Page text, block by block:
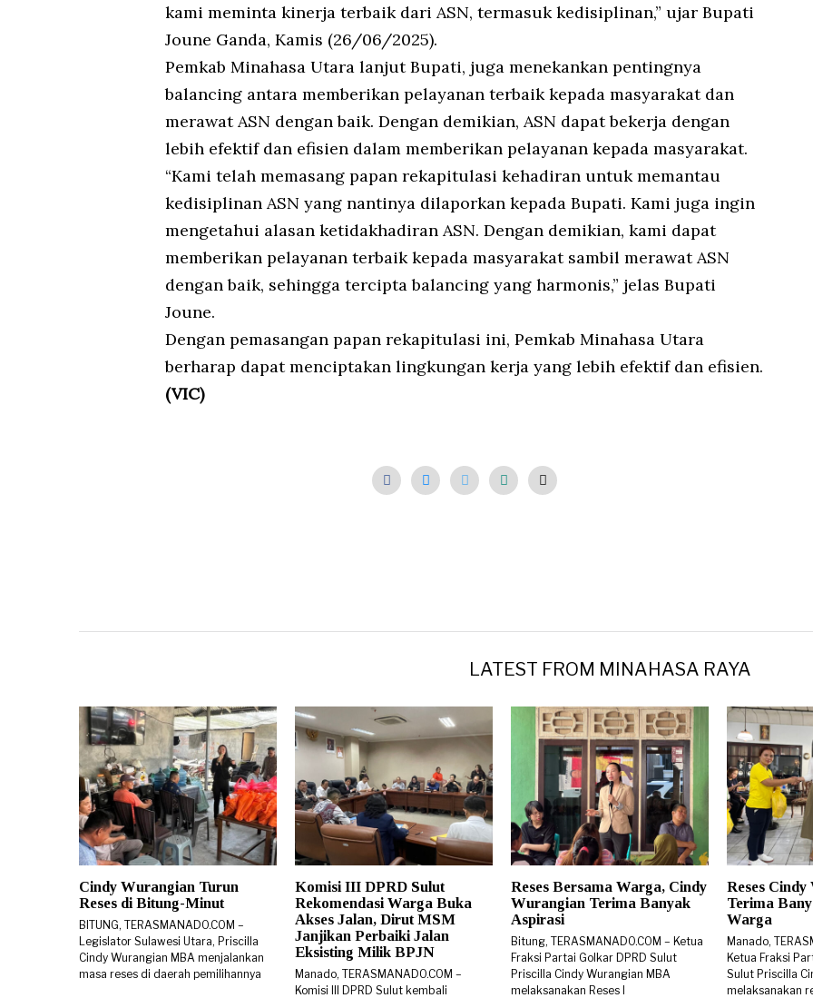
kami meminta kinerja terbaik dari ASN, termasuk kedisiplinan,” ujar Bupati
Joune Ganda, Kamis (26/06/2025).
Pemkab Minahasa Utara lanjut Bupati, juga menekankan pentingnya
balancing antara memberikan pelayanan terbaik kepada masyarakat dan
merawat ASN dengan baik. Dengan demikian, ASN dapat bekerja dengan
lebih efektif dan efisien dalam memberikan pelayanan kepada masyarakat.
“Kami telah memasang papan rekapitulasi kehadiran untuk memantau
kedisiplinan ASN yang nantinya dilaporkan kepada Bupati. Kami juga ingin
mengetahui alasan ketidakhadiran ASN. Dengan demikian, kami dapat
memberikan pelayanan terbaik kepada masyarakat sambil merawat ASN
dengan baik, sehingga tercipta balancing yang harmonis,” jelas Bupati
Joune.
Dengan pemasangan papan rekapitulasi ini, Pemkab Minahasa Utara
berharap dapat menciptakan lingkungan kerja yang lebih efektif dan efisien.
(VIC)
LATEST FROM MINAHASA RAYA
Cindy Wurangian Turun
Reses di Bitung-Minut
BITUNG, TERASMANADO.COM –
Legislator Sulawesi Utara, Priscilla
Cindy Wurangian MBA menjalankan
masa reses di daerah pemilihannya
Komisi III DPRD Sulut
Rekomendasi Warga Buka
Akses Jalan, Dirut MSM
Janjikan Perbaiki Jalan
Eksisting Milik BPJN
Manado, TERASMANADO.COM –
Komisi III DPRD Sulut kembali
Reses Bersama Warga, Cindy
Wurangian Terima Banyak
Aspirasi
Bitung, TERASMANADO.COM – Ketua
Fraksi Partai Golkar DPRD Sulut
Priscilla Cindy Wurangian MBA
melaksanakan Reses I
Reses
Terima
Warga
Manado,
Ketua Fraksi
Sulut Priscilla
melaksanakan